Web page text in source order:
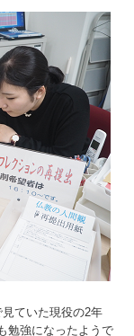
ていた現役の2年
勉強になったようで